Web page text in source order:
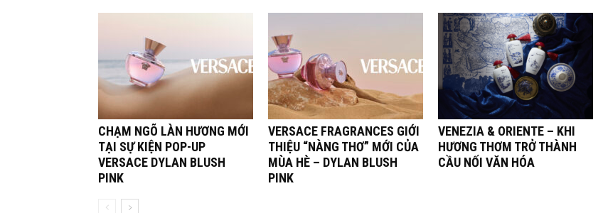
CHẠM NGÕ LÀN HƯƠNG MỚI
TẠI SỰ KIỆN POP-UP
VERSACE DYLAN BLUSH
PINK
VERSACE FRAGRANCES GIỚI
THIỆU “NÀNG THƠ” MỚI CỦA
MÙA HÈ – DYLAN BLUSH
PINK
VENEZIA & ORIENTE – KHI
HƯƠNG THƠM TRỞ THÀNH
CẦU NỐI VĂN HÓA